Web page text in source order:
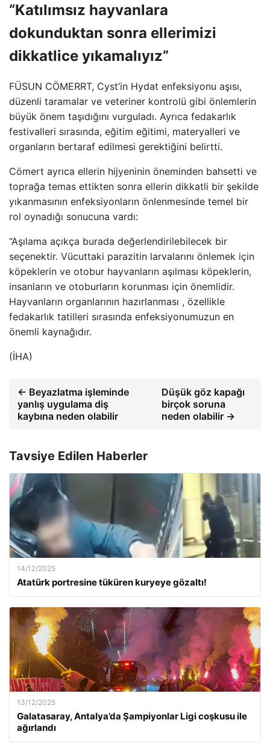
“Katılımsız hayvanlara
dokunduktan sonra ellerimizi
dikkatlice yıkamalıyız”
FÜSUN CÖMERRT, Cyst’in Hydat enfeksiyonu aşısı,
düzenli taramalar ve veteriner kontrolü gibi önlemlerin
büyük önem taşıdığını vurguladı. Ayrıca fedakarlık
festivalleri sırasında, eğitim eğitimi, materyalleri ve
organların bertaraf edilmesi gerektiğini belirtti.
Cömert ayrıca ellerin hijyeninin öneminden bahsetti ve
toprağa temas ettikten sonra ellerin dikkatli bir şekilde
yıkanmasının enfeksiyonların önlenmesinde temel bir
rol oynadığı sonucuna vardı:
“Aşılama açıkça burada değerlendirilebilecek bir
seçenektir. Vücuttaki parazitin larvalarını önlemek için
köpeklerin ve otobur hayvanların aşılması köpeklerin,
insanların ve otoburların korunması için önemlidir.
Hayvanların organlarının hazırlanması , özellikle
fedakarlık tatilleri sırasında enfeksiyonumuzun en
önemli kaynağıdır.
(İHA)
← Beyazlatma işleminde
yanlış uygulama diş
kaybına neden olabilir
Düşük göz kapağı
birçok soruna
neden olabilir →
Tavsiye Edilen Haberler
14/12/2025
Atatürk portresine tüküren kuryeye gözaltı!
13/12/2025
Galatasaray, Antalya’da Şampiyonlar Ligi coşkusu ile
ağırlandı